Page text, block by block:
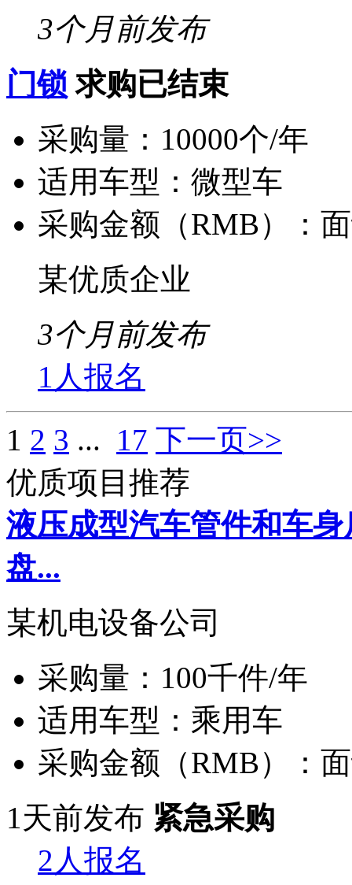
3个月前发布
门锁 求购已结束
采购量： 10000个/年
适用车型： 微型车
采购金额（RMB）：
某优质企业
3个月前发布
1人报名
1 2 3 ... 17 下一页>>
优质项目推荐
液压成型汽车管件和车
盘...
某机电设备公司
采购量： 100千件/年
适用车型： 乘用车
采购金额（RMB）：
1天前发布 紧急采购
2人报名